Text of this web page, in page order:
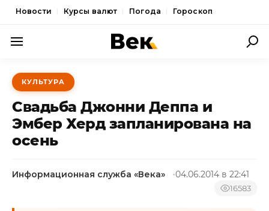
Новости Курсы валют Погода Гороскоп
ПОЛИТИКА
ЭКОНОМИКА
ОБЩЕСТВО
СПОРТ
КУЛЬТУРА
Свадьба Джонни Деппа и
Эмбер Херд запланирована на
осень
Информационная служба «Века» 04.06.2014 в 22:41
16583